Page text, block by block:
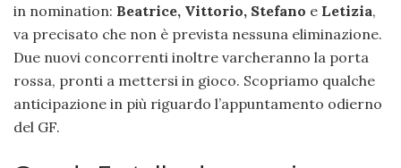
in nomination: Beatrice, Vittorio, Stefano e Letizia,
va precisato che non è prevista nessuna eliminazione.
Due nuovi concorrenti inoltre varcheranno la porta
rossa, pronti a mettersi in gioco. Scopriamo qualche
anticipazione in più riguardo l’appuntamento odierno
del GF.